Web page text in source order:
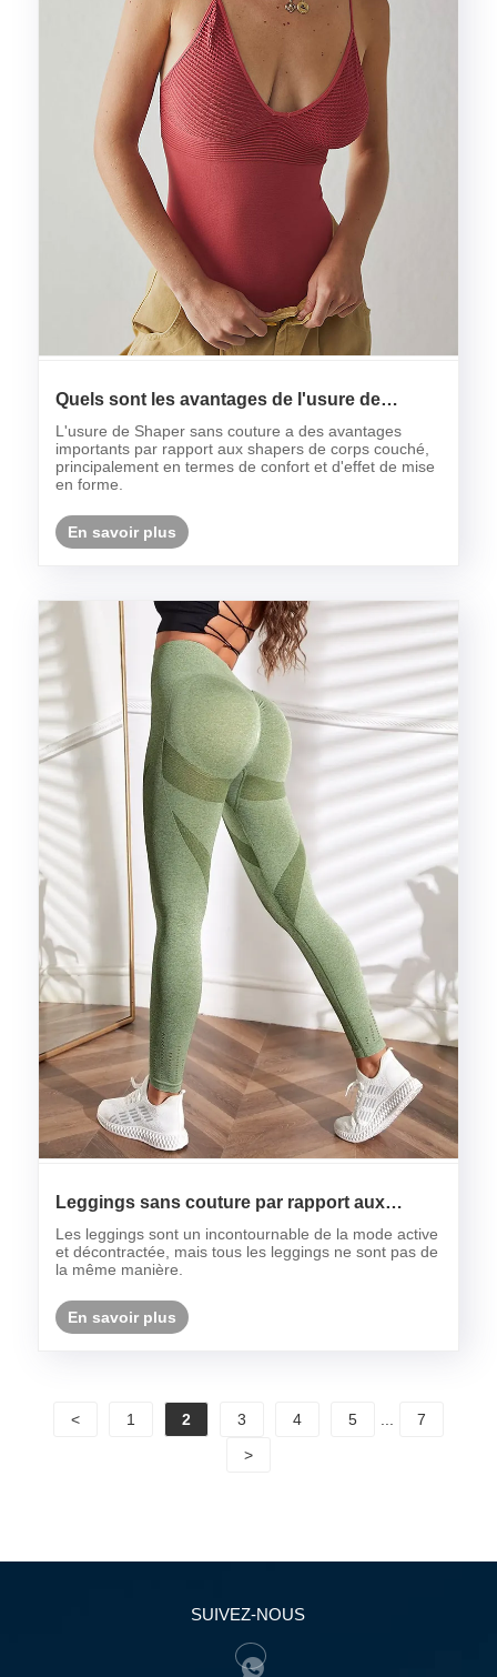
Quels sont les avantages de l'usure de
Shaper sans couture sur l'usure de Shaper
Samed?
L'usure de Shaper sans couture a des avantages
importants par rapport aux shapers de corps couché,
principalement en termes de confort et d'effet de mise
en forme.
En savoir plus
Leggings sans couture par rapport aux
leggings traditionnels cousus: quelle est la
différence?
Les leggings sont un incontournable de la mode active
et décontractée, mais tous les leggings ne sont pas de
la même manière.
En savoir plus
< 1 2 3 4 5 ...
7
>
SUIVEZ-NOUS